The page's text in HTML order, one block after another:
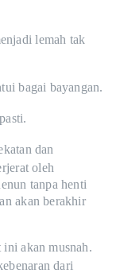
lemah tak
bagai bayangan.
dan
oleh
tanpa henti
akan berakhir
ini akan musnah.
dari